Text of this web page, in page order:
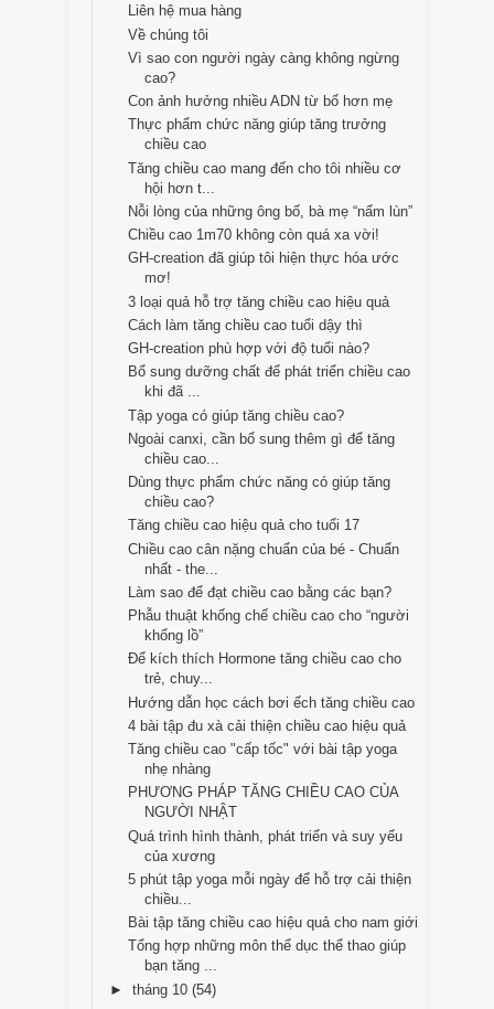
Liên hệ mua hàng
Về chúng tôi
Vì sao con người ngày càng không ngừng
cao?
Con ảnh hưởng nhiều ADN từ bố hơn mẹ
Thực phẩm chức năng giúp tăng trưởng
chiều cao
Tăng chiều cao mang đến cho tôi nhiều cơ
hội hơn t...
Nỗi lòng của những ông bố, bà mẹ “nấm lùn”
Chiều cao 1m70 không còn quá xa vời!
GH-creation đã giúp tôi hiện thực hóa ước
mơ!
3 loại quả hỗ trợ tăng chiều cao hiệu quả
Cách làm tăng chiều cao tuổi dậy thì
GH-creation phù hợp với độ tuổi nào?
Bổ sung dưỡng chất để phát triển chiều cao
khi đã ...
Tập yoga có giúp tăng chiều cao?
Ngoài canxi, cần bổ sung thêm gì để tăng
chiều cao...
Dùng thực phẩm chức năng có giúp tăng
chiều cao?
Tăng chiều cao hiệu quả cho tuổi 17
Chiều cao cân nặng chuẩn của bé - Chuẩn
nhất - the...
Làm sao để đạt chiều cao bằng các bạn?
Phẫu thuật khống chế chiều cao cho “người
khổng lồ”
Để kích thích Hormone tăng chiều cao cho
trẻ, chuy...
Hướng dẫn học cách bơi ếch tăng chiều cao
4 bài tập đu xà cải thiện chiều cao hiệu quả
Tăng chiều cao "cấp tốc" với bài tập yoga
nhẹ nhàng
PHƯƠNG PHÁP TĂNG CHIỀU CAO CỦA
NGƯỜI NHẬT
Quá trình hình thành, phát triển và suy yếu
của xương
5 phút tập yoga mỗi ngày để hỗ trợ cải thiện
chiều...
Bài tập tăng chiều cao hiệu quả cho nam giới
Tổng hợp những môn thể dục thể thao giúp
bạn tăng ...
►tháng 10(54)